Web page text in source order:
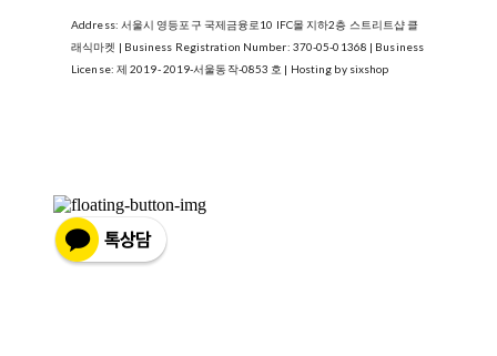
Address: 서울시 영등포구 국제금융로10 IFC몰 지하2층 스트리트샵 클
래식마켓 | Business Registration Number: 370-05-01368 | Business
License: 제 2019- 2019-서울동작-0853 호 | Hosting by sixshop